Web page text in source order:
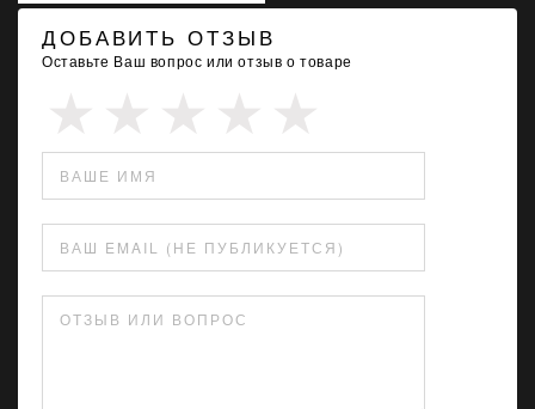
ДОБАВИТЬ ОТЗЫВ
Оставьте Ваш вопрос или отзыв о товаре
ВАШЕ ИМЯ
ВАШ EMAIL (НЕ ПУБЛИКУЕТСЯ)
ОТЗЫВ ИЛИ ВОПРОС